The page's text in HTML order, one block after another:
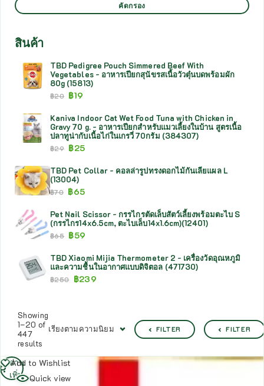
คัดกรอง
สินค้า
TBD Pedigree Pouch Simmered Beef With
Vegetables - อาหารเปียกสุนัขรสเนื้อวัวตุ๋นบดพร้อมผัก
80g (15813)
฿20 ฿19
Kaniva Indoor Cat Wet Food Tuna with Chicken in
Gravy 70 g. - อาหารเปียกสำหรับแมวเลี้ยงในบ้าน สูตรเนื้อ
ปลาทูน่ากับเนื้อไก่ในเกรวี่ 70กรัม (384307)
฿29 ฿25
TBD Pet Collar - คอลล่ารูปทรงดอกไม้กันเลียแผล L
(13004)
฿70 ฿65
Pet Nail Scissor - กรรไกรตัดเล็บสัตว์เลี้ยงพร้อมตะไบ S
(กรรไกร14x6.5cm, ตะไบเล็บ14x1.6cm)(12401)
฿65 ฿59
TBD Xiaomi Mijia Thermometer 2 - เครื่องวัดอุณหภูมิ
และความชื้นในอากาศแบบดิจิตอล (471730)
฿250 ฿239
Showing
1–20 of
447
results
เรียงตามความนิยม FILTER FILTER
Add to Wishlist
Quick view
อ่าน
เพิ่ม